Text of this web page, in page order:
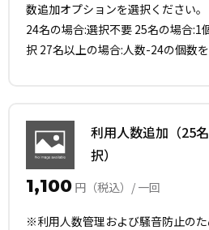
数追加オプションを選択ください。
24名の場合:選択不要 25名の場合:1
択 27名以上の場合:人数-24の個数
利用人数追加（25
択）
1,100 円（税込）/ 一回
※利用人数管理および騒音防止の